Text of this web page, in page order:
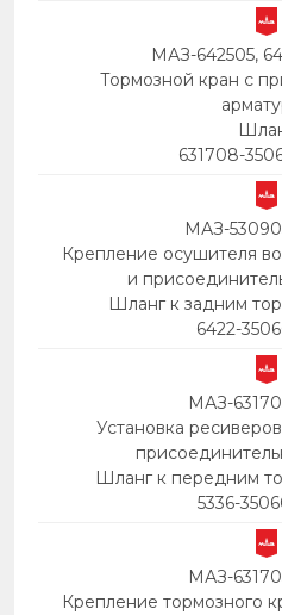
МАЗ-642505,
Тормозной кран с
631708-
МАЗ-
Крепление осушителя
и
Шланг к задним
6422-
МАЗ-
Установка
Шланг к передним
5336-
МАЗ-
Крепление тормозного